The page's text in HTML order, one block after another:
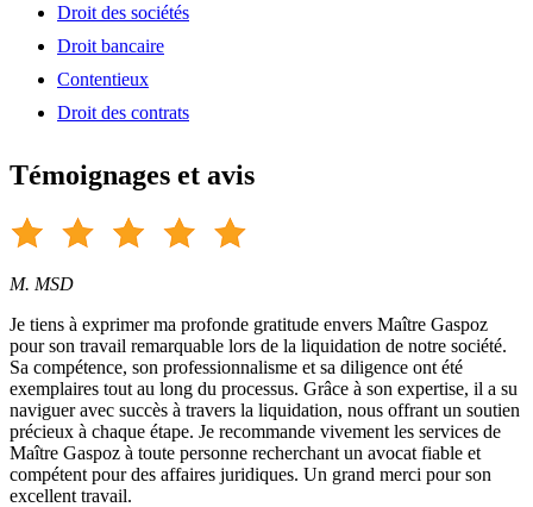
Droit des sociétés
Droit bancaire
Contentieux
Droit des contrats
Témoignages et avis
M. MSD
Je tiens à exprimer ma profonde gratitude envers Maître Gaspoz
pour son travail remarquable lors de la liquidation de notre société.
Sa compétence, son professionnalisme et sa diligence ont été
exemplaires tout au long du processus. Grâce à son expertise, il a su
naviguer avec succès à travers la liquidation, nous offrant un soutien
précieux à chaque étape. Je recommande vivement les services de
Maître Gaspoz à toute personne recherchant un avocat fiable et
compétent pour des affaires juridiques. Un grand merci pour son
excellent travail.